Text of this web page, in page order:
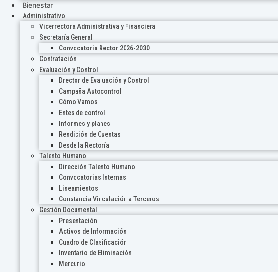
Bienestar
Administrativo
Vicerrectora Administrativa y Financiera
Secretaría General
Convocatoria Rector 2026-2030
Contratación
Evaluación y Control
Drector de Evaluación y Control
Campaña Autocontrol
Cómo Vamos
Entes de control
Informes y planes
Rendición de Cuentas
Desde la Rectoría
Talento Humano
Dirección Talento Humano
Convocatorias Internas
Lineamientos
Constancia Vinculación a Terceros
Gestión Documental
Presentación
Activos de Información
Cuadro de Clasificación
Inventario de Eliminación
Mercurio